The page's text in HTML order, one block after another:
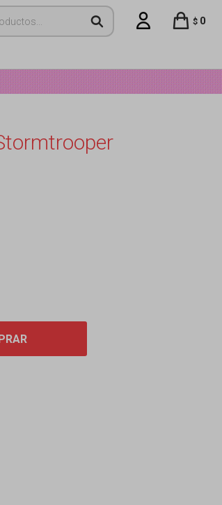
$ 0